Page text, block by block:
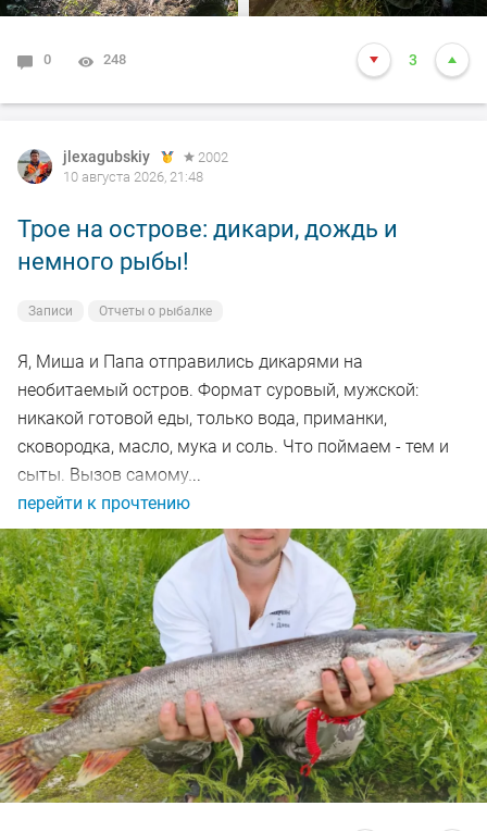
0 248 3
jlexagubskiy
2002
10 августа 2026, 21:48
Трое на острове: дикари, дождь и
немного рыбы!
Записи Отчеты о рыбалке
Я, Миша и Папа отправились дикарями на
необитаемый остров. Формат суровый, мужской:
никакой готовой еды, только вода, приманки,
сковородка, масло, мука и соль. Что поймаем - тем и
сыты. Вызов самому...
перейти к прочтению